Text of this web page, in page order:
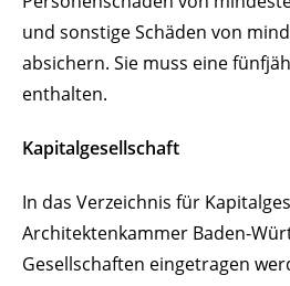
und sonstige Schäden von
absichern. Sie muss eine
enthalten.
Kapitalgesellschaft
In das Verzeichnis für
Architektenkammer Baden-
Gesellschaften eingetragen